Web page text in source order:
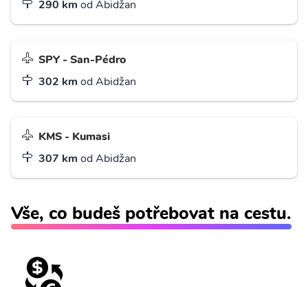
290 km od Abidžan
SPY - San-Pédro
302 km od Abidžan
KMS - Kumasi
307 km od Abidžan
Vše, co budeš potřebovat na cestu.